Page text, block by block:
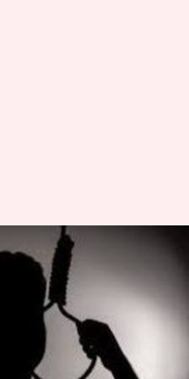
2019: सात दिन
दोबारा